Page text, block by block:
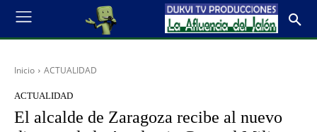
Inicio ACTUALIDAD
ACTUALIDAD
El alcalde de Zaragoza recibe al nuevo